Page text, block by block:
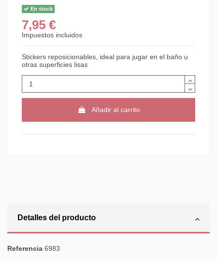
En stock
7,95 €
Impuestos incluidos
Stickers reposicionables, ideal para jugar en el baño u
otras superficies lisas
Añadir al carrito
Detalles del producto
Referencia 6983